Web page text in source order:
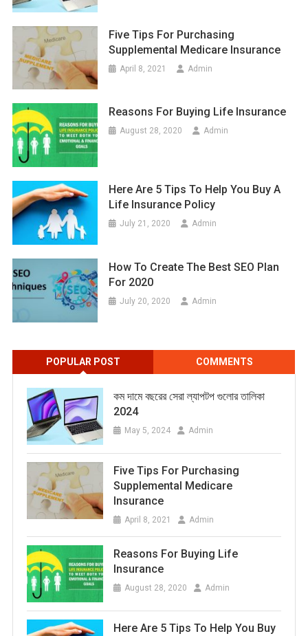
Five Tips For Purchasing
Supplemental Medicare Insurance
April 8, 2021 Admin
Reasons For Buying Life Insurance
August 28, 2020 Admin
Here Are 5 Tips To Help You Buy A
Life Insurance Policy
July 21, 2020 Admin
How To Create The Best SEO Plan
For 2020
July 20, 2020 Admin
POPULAR POST COMMENTS
কম দামে বছরের সেরা ল্যাপটপ গুলোর তালিকা
2024
May 5, 2024 Admin
Five Tips For Purchasing
Supplemental Medicare
Insurance
April 8, 2021 Admin
Reasons For Buying Life
Insurance
August 28, 2020 Admin
Here Are 5 Tips To Help You Buy